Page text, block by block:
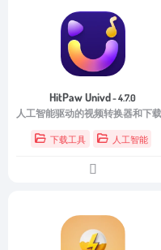
HitPaw Univd- 4.7.0
下载工具 人工智能